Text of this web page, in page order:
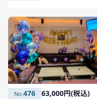
476 63,000円(税込)